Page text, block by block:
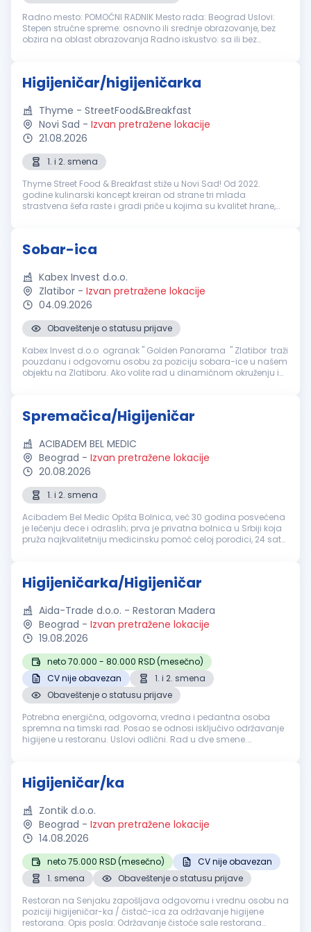
Radno mesto: POMOĆNI RADNIK Mesto rada: Beograd Uslovi:
Stepen stručne spreme: osnovno ili srednje obrazovanje, bez
obzira na oblast obrazovanja Radno iskustvo: sa ili bez
Higijeničar/higijeničarka
Thyme - StreetFood&Breakfast
Novi Sad - Izvan pretražene lokacije
21.08.2026
1. i 2. smena
Thyme Street Food & Breakfast stiže u Novi Sad! Od 2022.
godine kulinarski koncept kreiran od strane tri mlada
strastvena šefa raste i gradi priče u kojima su kvalitet hrane,
Sobar-ica
Kabex Invest d.o.o.
Zlatibor - Izvan pretražene lokacije
04.09.2026
Obaveštenje o statusu prijave
Kabex Invest d.o.o ogranak " Golden Panorama " Zlatibor traži
pouzdanu i odgovornu osobu za poziciju sobara-ice u našem
objektu na Zlatiboru. Ako volite rad u dinamičnom okruženju i
Spremačica/Higijeničar
ACIBADEM BEL MEDIC
Beograd - Izvan pretražene lokacije
20.08.2026
1. i 2. smena
Acibadem Bel Medic Opšta Bolnica, već 30 godina posvećena
je lečenju dece i odraslih; prva je privatna bolnica u Srbiji koja
pruža najkvalitetniju medicinsku pomoć celoj porodici, 24 sata
Higijeničarka/Higijeničar
Aida-Trade d.o.o. - Restoran Madera
Beograd - Izvan pretražene lokacije
19.08.2026
neto 70.000 - 80.000 RSD (mesečno)
CV nije obavezan
1. i 2. smena
Obaveštenje o statusu prijave
Potrebna energična, odgovorna, vredna i pedantna osoba
spremna na timski rad. Posao se odnosi isključivo održavanje
higijene u restoranu. Uslovi odlični. Rad u dve smene.
Higijeničar/ka
Zontik d.o.o.
Beograd - Izvan pretražene lokacije
14.08.2026
neto 75.000 RSD (mesečno)
CV nije obavezan
1. smena
Obaveštenje o statusu prijave
Restoran na Senjaku zapošljava odgovornu i vrednu osobu na
poziciji higijeničar-ka / čistač-ica za održavanje higijene
restorana. Opis posla: Održavanje čistoće sale restorana